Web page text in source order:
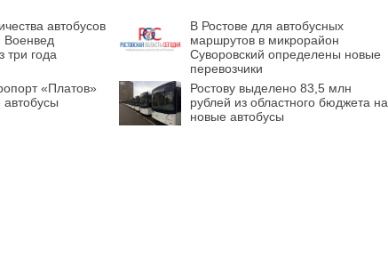
автобусов
Военвед
три года
В Ростове для автобусных
маршрутов в микрорайон
Суворовский определены новые
перевозчики
«Платов»
Ростову выделено 83,5 млн
рублей из областного бюджета на
новые автобусы